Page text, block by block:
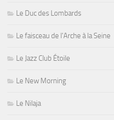
Le Duc des Lombards
Le faisceau de l'Arche à la Seine
Le Jazz Club Étoile
Le New Morning
Le Nilaja